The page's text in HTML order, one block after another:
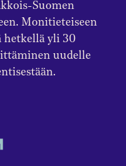
Suomen
Monitieteiseen
hetkellä yli 30
uudelle